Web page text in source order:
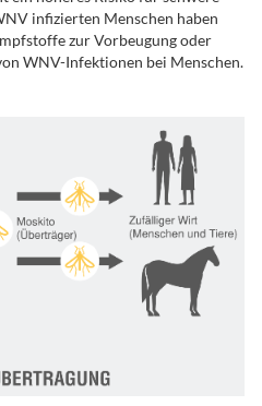
infizierten Menschen haben
zur Vorbeugung oder
WNV-Infektionen bei Menschen.